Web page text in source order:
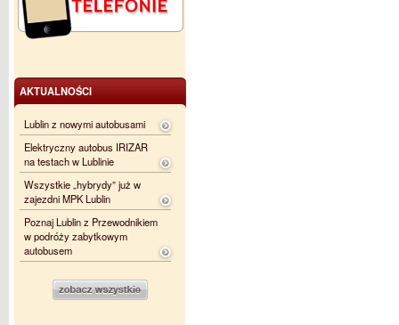
AKTUALNOŚCI
Lublin z nowymi autobusami
Elektryczny autobus IRIZAR
na testach w Lublinie
Wszystkie „hybrydy” już w
zajezdni MPK Lublin
Poznaj Lublin z Przewodnikiem
w podróży zabytkowym
autobusem